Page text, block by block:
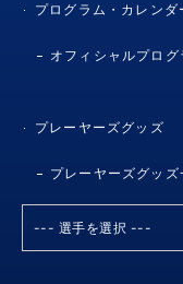
プログラム・カレンダ
オフィシャルプログ
プレーヤーズグッズ
プレーヤーズグッズ